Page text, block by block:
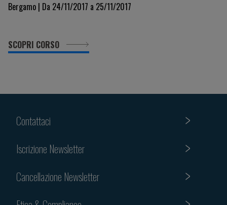
Bergamo | Da 24/11/2017 a 25/11/2017
SCOPRI CORSO
Contattaci
Iscrizione Newsletter
Cancellazione Newsletter